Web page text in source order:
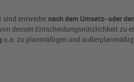
sind entweder nach dem Umsatz- oder
dessen Entscheidungsnützlichkeit zu
u.a. zu planmäßigen und